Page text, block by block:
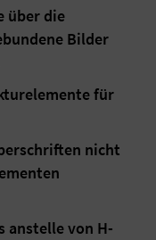
über die
Bilder
für
nicht
anstelle von H-